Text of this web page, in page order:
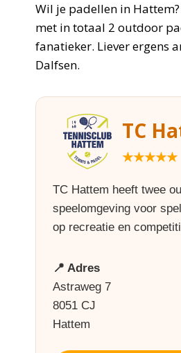
Wil je padellen in
met in totaal 2 outdoor
fanatieker. Liever ergens
Dalfsen.
TC
★★★★★
TC Hattem heeft twee
speelomgeving voor
op recreatie en
📍 Adres
Astraweg 7
8051 CJ
Hattem